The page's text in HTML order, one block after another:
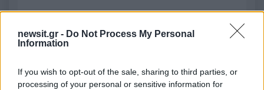
newsit.gr - Do Not Process My Personal
Information
If you wish to opt-out of the sale, sharing to third parties, or
processing of your personal or sensitive information for
Υποβολή σχολίου
Όροι Χρήσης. Το site προστατεύεται από reCAPTCHA, ισχύουν
Πολιτική Απορρήτου& Όροι Χρήσης της Google.